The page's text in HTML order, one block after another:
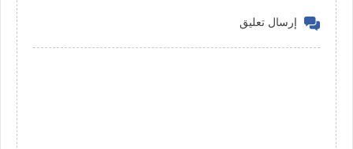
إرسال تعليق